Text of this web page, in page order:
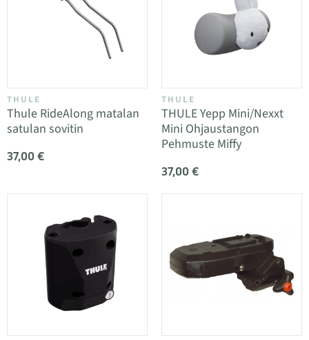
THULE
Thule RideAlong matalan
satulan sovitin
37,00 €
THULE
THULE Yepp Mini/Nexxt
Mini Ohjaustangon
Pehmuste Miffy
37,00 €